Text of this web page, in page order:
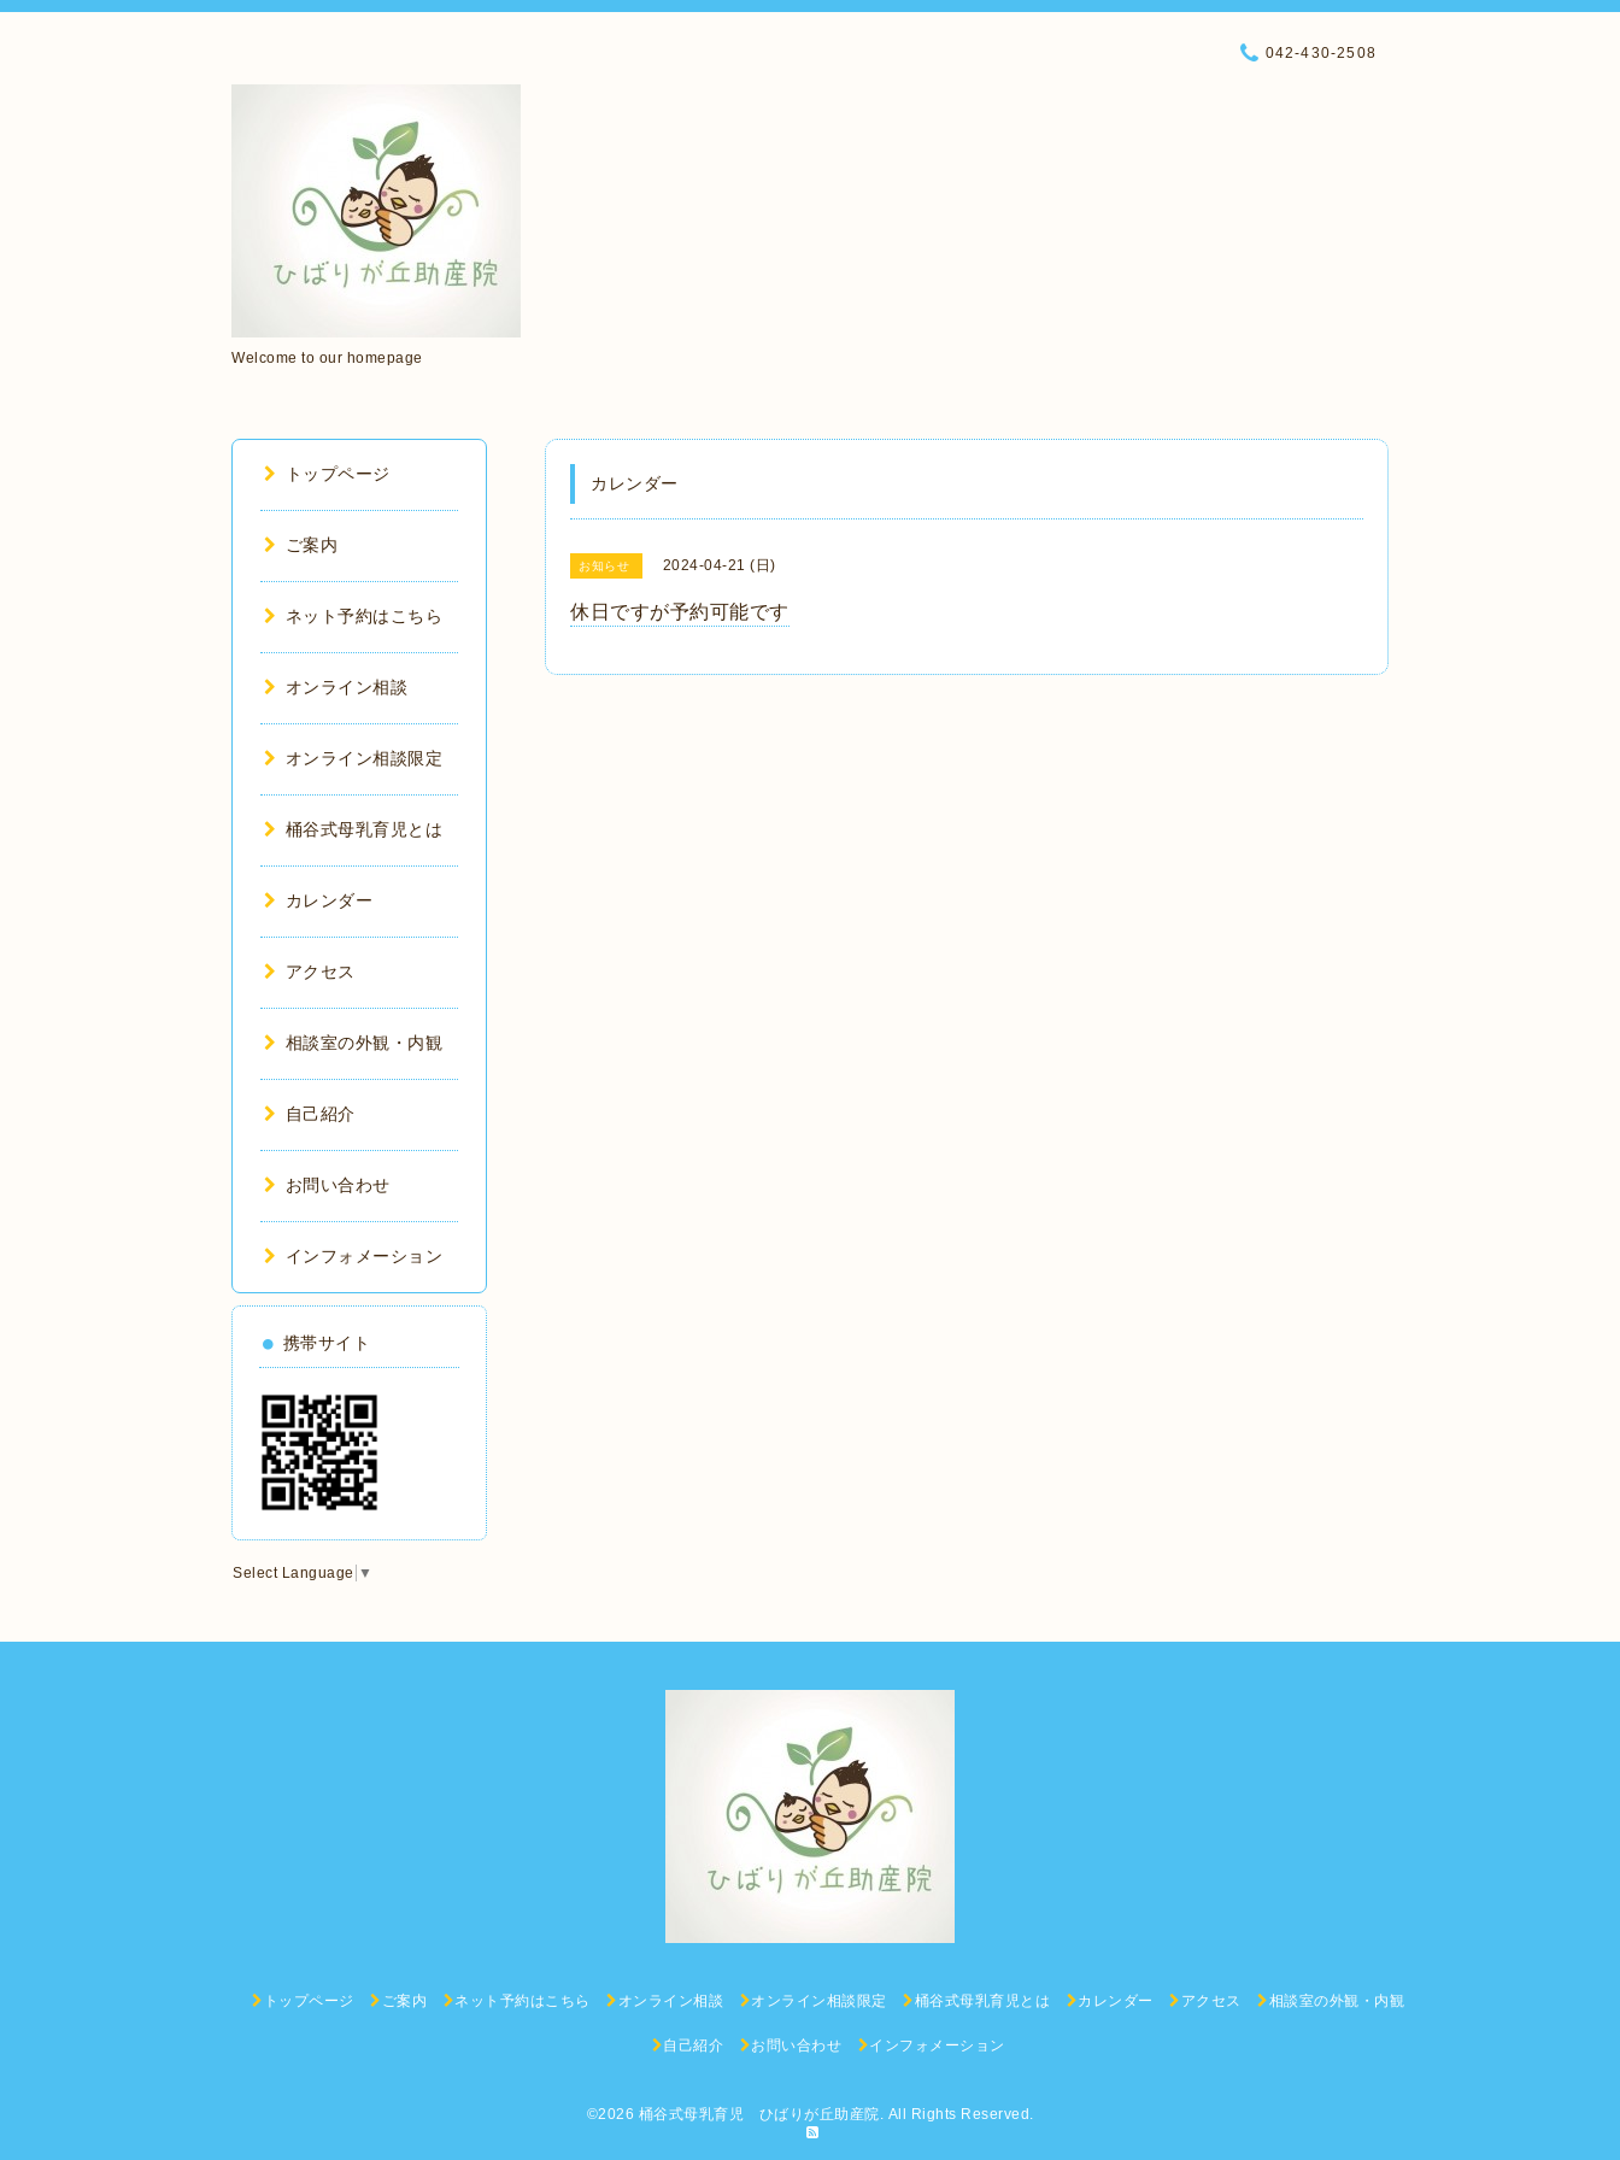
Welcome to our homepage
042-430-2508
カレンダー
お知らせ 2024-04-21 (日)
休日ですが予約可能です
トップページ
ご案内
ネット予約はこちら
オンライン相談
オンライン相談限定
桶谷式母乳育児とは
カレンダー
アクセス
相談室の外観・内観
自己紹介
お問い合わせ
インフォメーション
携帯サイト
Select Language ▼
トップページ ご案内 ネット予約はこちら オンライン相談 オンライン相談限定 桶谷式母乳育児とは カレンダー アクセス 相談室の外観・内観
自己紹介 お問い合わせ インフォメーション
©2026 桶谷式母乳育児 ひばりが丘助産院. All Rights Reserved.